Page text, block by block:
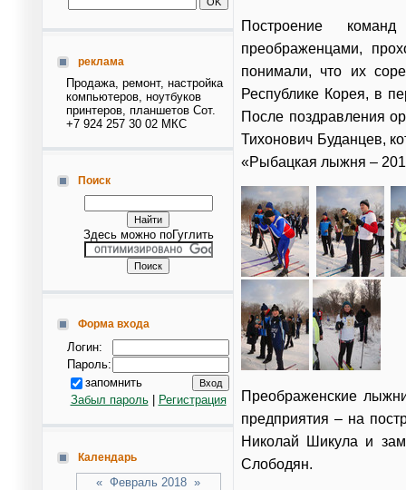
реклама
Продажа, ремонт, настройка
компьютеров, ноутбуков
принтеров, планшетов Сот.
+7 924 257 30 02 МКС
Поиск
Здесь можно поГуглить
Форма входа
Логин:
Пароль:
запомнить
Забыл пароль| Регистрация
Календарь
« Февраль 2018 »
Построение
преображенцами,
понимали, что их
Республике Корея, в
После поздравления
Тихонович Буданцев,
«Рыбацкая лыжня –
Преображенские
предприятия – на
Николай Шикула и
Слободян.